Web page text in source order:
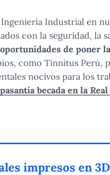
Industrial en
con la seguridad, la
de poner
como Tinnitus Perú,
nocivos para los
becada en la
impresos en